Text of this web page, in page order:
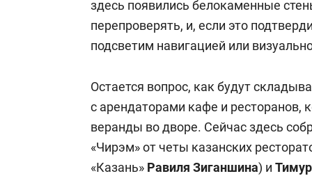
здесь появились белокаменные
перепроверять, и, если это
подсветим навигацией или
Остается вопрос, как будут
с арендаторами кафе и ресторанов,
веранды во дворе. Сейчас здесь
«Чирэм» от четы казанских
«Казань» Равиля Зиганшина) и